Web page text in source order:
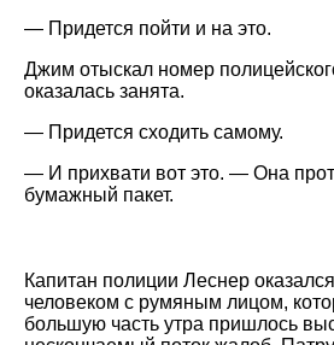
— Придется пойти и на это.
Джим отыскал номер
оказалась занята.
— Придется сходить самому.
— И прихвати вот это. — Она
бумажный пакет.
Капитан полиции Леснер
человеком с румяным лицом,
большую часть утра пришлось